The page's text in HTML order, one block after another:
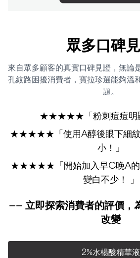
眾多口碑
來自眾多顧客的真實口碑見證，無論
孔紋路困擾消費者，寶拉珍選能夠溫
題。
★★★★★「粉刺痘痘明
★★★★★「使用A醇後眼下細紋
小！」
★★★★★「開始加入早C晚A的
變白不少！ 」
—— 立即探索消費者的評價，
改變
2%水楊酸精華液